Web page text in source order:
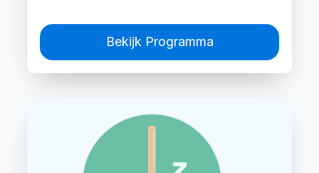
Bekijk Programma